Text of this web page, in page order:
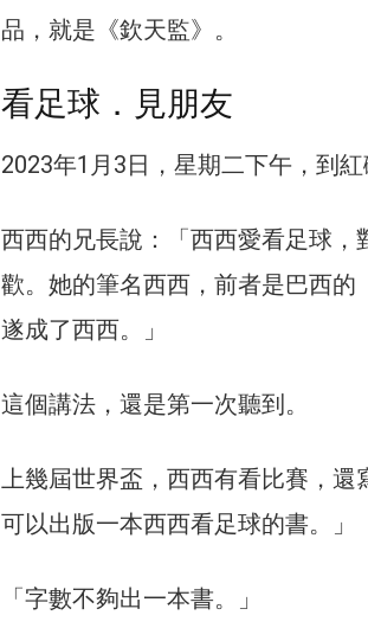
品，就是《欽天監》。
看足球．見朋友
2023年1月3日，星期二下午，到紅
西西的兄長說：「西西愛看足球
歡。她的筆名西西，前者是巴西
遂成了西西。」
這個講法，還是第一次聽到。
上幾屆世界盃，西西有看比賽，
可以出版一本西西看足球的書。」
「字數不夠出一本書。」